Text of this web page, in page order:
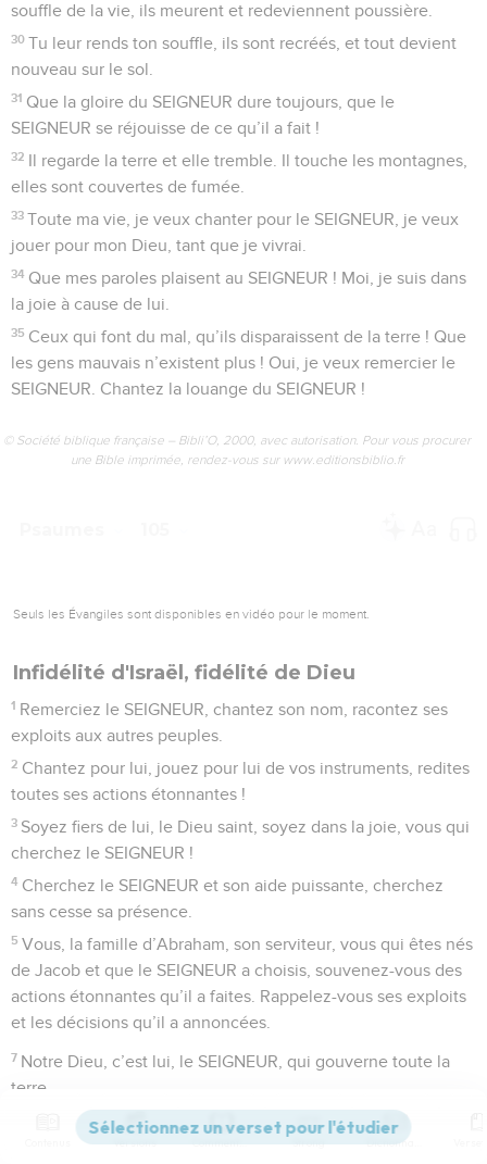
souffle de la vie, ils meurent et redeviennent poussière.
30 Tu leur rends ton souffle, ils sont recréés, et tout devient
nouveau sur le sol.
31 Que la gloire du SEIGNEUR dure toujours, que le
SEIGNEUR se réjouisse de ce qu’il a fait !
32 Il regarde la terre et elle tremble. Il touche les montagnes,
elles sont couvertes de fumée.
33 Toute ma vie, je veux chanter pour le SEIGNEUR, je veux
jouer pour mon Dieu, tant que je vivrai.
34 Que mes paroles plaisent au SEIGNEUR ! Moi, je suis dans
la joie à cause de lui.
35 Ceux qui font du mal, qu’ils disparaissent de la terre ! Que
les gens mauvais n’existent plus ! Oui, je veux remercier le
SEIGNEUR. Chantez la louange du SEIGNEUR !
© Société biblique française – Bibli’O, 2000, avec autorisation. Pour vous procurer
une Bible imprimée, rendez-vous sur www.editionsbiblio.fr
Seuls les Évangiles sont disponibles en vidéo pour le moment.
Infidélité d'Israël, fidélité de Dieu
1 Remerciez le SEIGNEUR, chantez son nom, racontez ses
exploits aux autres peuples.
2 Chantez pour lui, jouez pour lui de vos instruments, redites
toutes ses actions étonnantes !
3 Soyez fiers de lui, le Dieu saint, soyez dans la joie, vous qui
cherchez le SEIGNEUR !
4 Cherchez le SEIGNEUR et son aide puissante, cherchez
sans cesse sa présence.
5 Vous, la famille d’Abraham, son serviteur, vous qui êtes nés
de Jacob et que le SEIGNEUR a choisis, souvenez-vous des
actions étonnantes qu’il a faites. Rappelez-vous ses exploits
et les décisions qu’il a annoncées.
7 Notre Dieu, c’est lui, le SEIGNEUR, qui gouverne toute la
terre.
Il s’est toujours souvenu de son alliance, de la parole
donnée pour mille générations.
Versions Commentaires Strong